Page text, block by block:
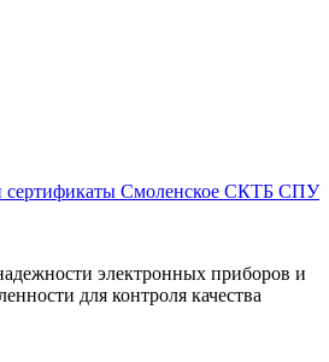
сертификаты Смоленское СКТБ СПУ
электронных приборов и
для контроля качества